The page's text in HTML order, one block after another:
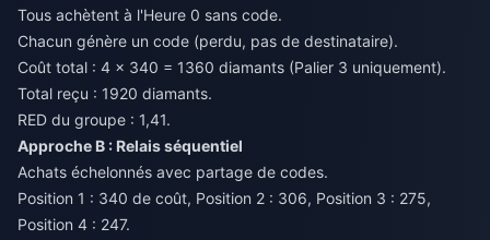
Tous achètent à l'Heure 0 sans code.
Chacun génère un code (perdu, pas de destinataire).
Coût total : 4 × 340 = 1360 diamants (Palier 3 uniquement).
Total reçu : 1920 diamants.
RED du groupe : 1,41.
Approche B : Relais séquentiel
Achats échelonnés avec partage de codes.
Position 1 : 340 de coût, Position 2 : 306, Position 3 : 275,
Position 4 : 247.